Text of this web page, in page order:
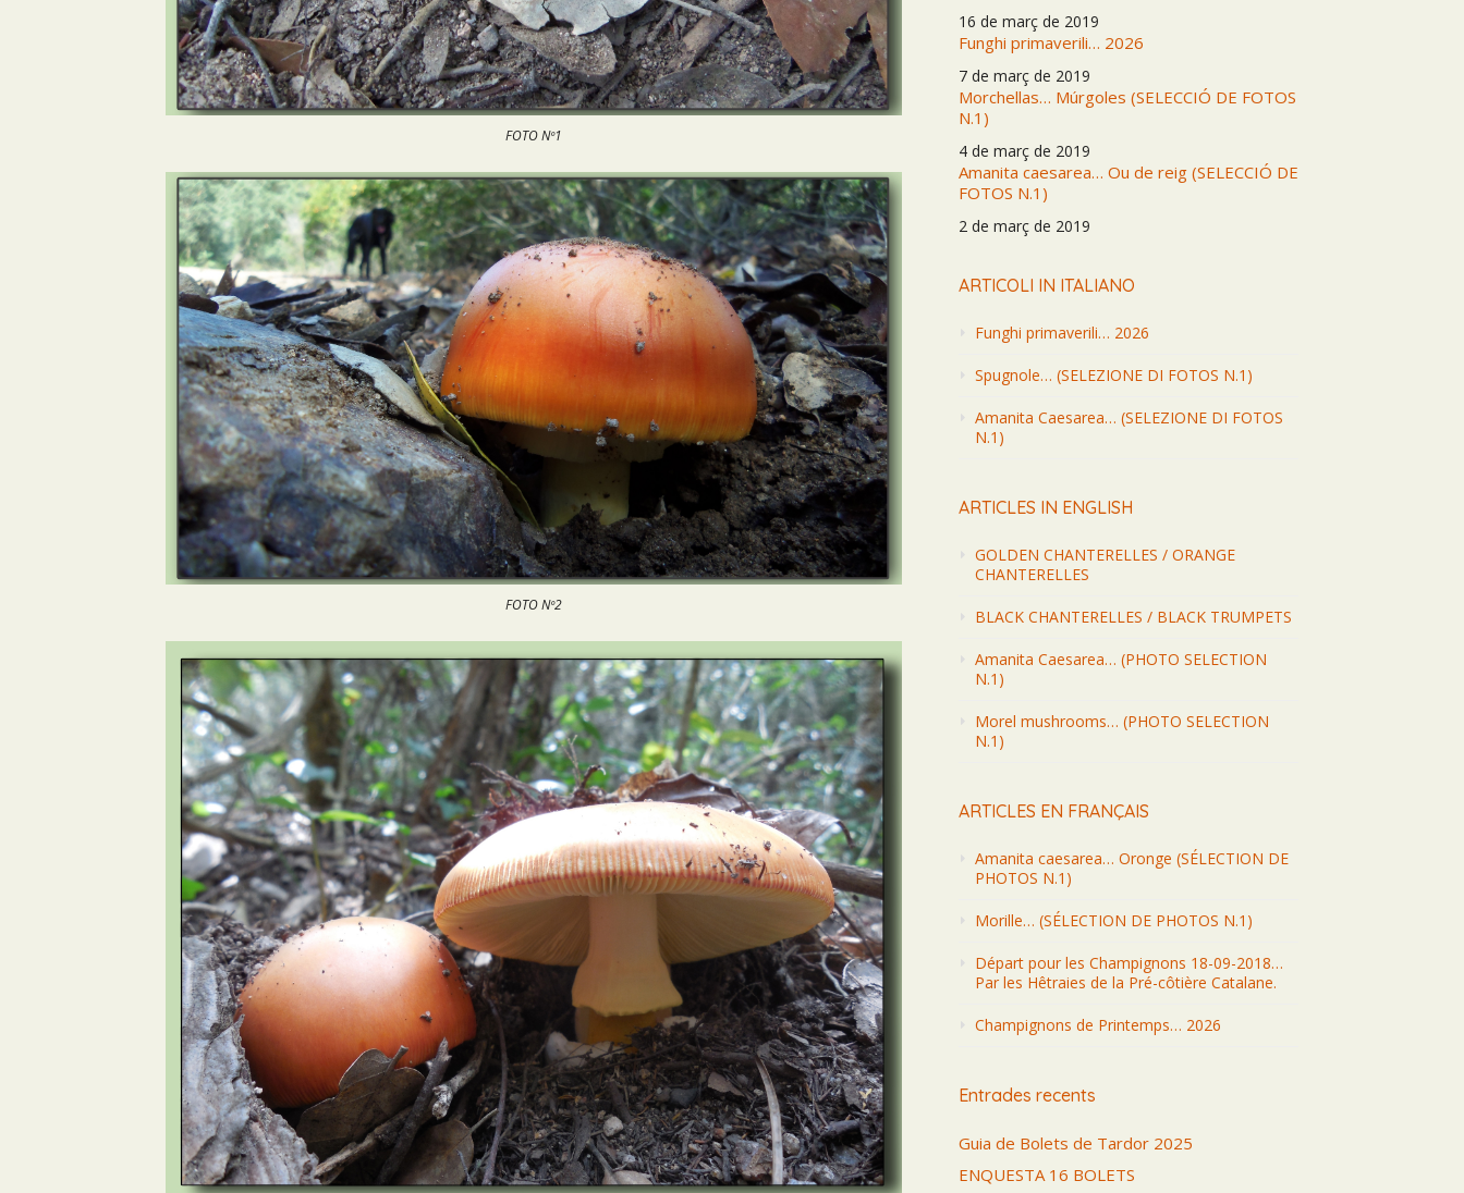
FOTO Nº1
FOTO Nº2
16 de març de 2019
Funghi primaverili… 2026
7 de març de 2019
Morchellas… Múrgoles (SELECCIÓ DE FOTOS
N.1)
4 de març de 2019
Amanita caesarea… Ou de reig (SELECCIÓ DE
FOTOS N.1)
2 de març de 2019
ARTICOLI IN ITALIANO
Funghi primaverili… 2026
Spugnole… (SELEZIONE DI FOTOS N.1)
Amanita Caesarea… (SELEZIONE DI FOTOS
N.1)
ARTICLES IN ENGLISH
GOLDEN CHANTERELLES / ORANGE
CHANTERELLES
BLACK CHANTERELLES / BLACK TRUMPETS
Amanita Caesarea… (PHOTO SELECTION
N.1)
Morel mushrooms… (PHOTO SELECTION
N.1)
ARTICLES EN FRANÇAIS
Amanita caesarea… Oronge (SÉLECTION DE
PHOTOS N.1)
Morille… (SÉLECTION DE PHOTOS N.1)
Départ pour les Champignons 18-09-2018…
Par les Hêtraies de la Pré-côtière Catalane.
Champignons de Printemps… 2026
Entrades recents
Guia de Bolets de Tardor 2025
ENQUESTA 16 BOLETS